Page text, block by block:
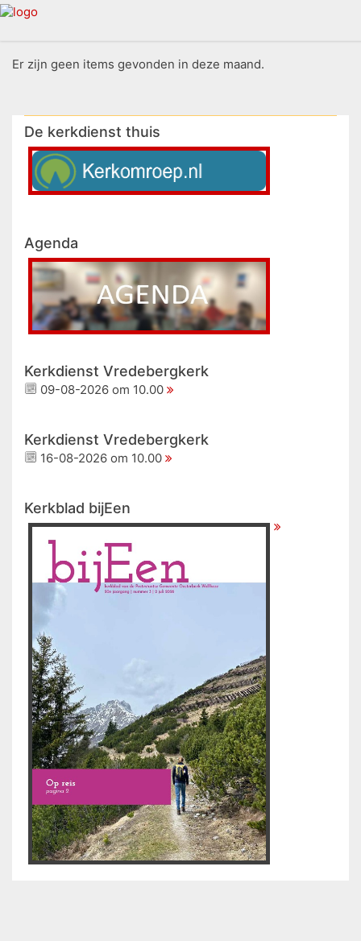
Er zijn geen items gevonden in deze maand.
De kerkdienst thuis
Agenda
Kerkdienst Vredebergkerk
09-08-2026 om 10.00
Kerkdienst Vredebergkerk
16-08-2026 om 10.00
Kerkblad bijEen